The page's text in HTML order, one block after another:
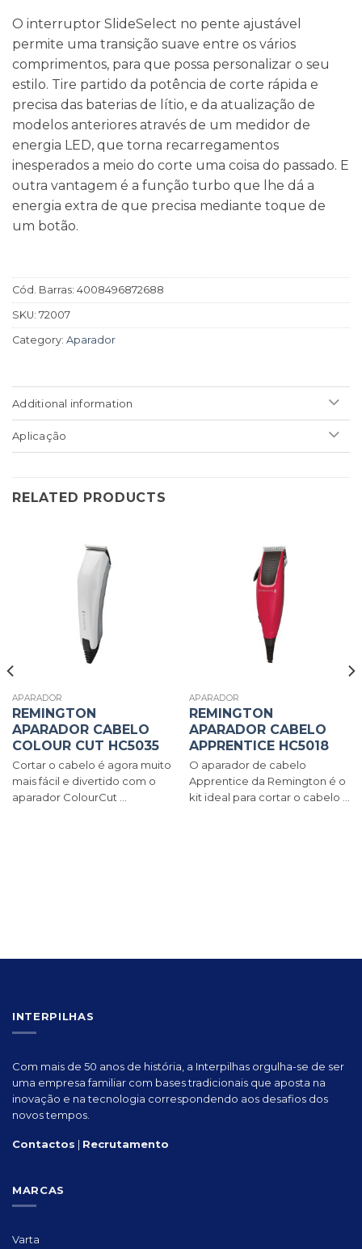
O interruptor SlideSelect no pente ajustável
permite uma transição suave entre os vários
comprimentos, para que possa personalizar o seu
estilo. Tire partido da potência de corte rápida e
precisa das baterias de lítio, e da atualização de
modelos anteriores através de um medidor de
energia LED, que torna recarregamentos
inesperados a meio do corte uma coisa do passado. E
outra vantagem é a função turbo que lhe dá a
energia extra de que precisa mediante toque de
um botão.
Cód. Barras: 4008496872688
SKU: 72007
Category: Aparador
Additional information
Aplicação
RELATED PRODUCTS
APARADOR
REMINGTON
APARADOR CABELO
COLOUR CUT HC5035
Cortar o cabelo é agora muito
mais fácil e divertido com o
aparador ColourCut ...
APARADOR
REMINGTON
APARADOR CABELO
APPRENTICE HC5018
O aparador de cabelo
Apprentice da Remington é o
kit ideal para cortar o cabelo ...
INTERPILHAS
Com mais de 50 anos de história, a Interpilhas orgulha-se de ser
uma empresa familiar com bases tradicionais que aposta na
inovação e na tecnologia correspondendo aos desafios dos
novos tempos.
Contactos | Recrutamento
MARCAS
Varta